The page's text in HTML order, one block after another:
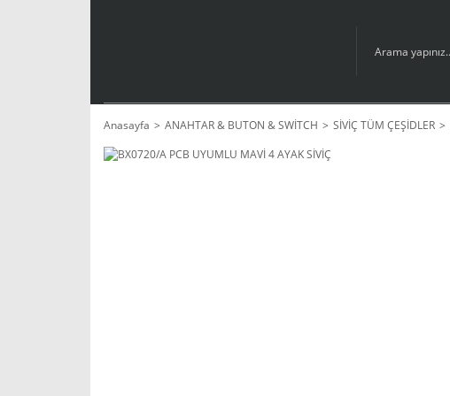
Anasayfa ANAHTAR & BUTON & SWİTCH SİVİÇ TÜM ÇEŞİDLER